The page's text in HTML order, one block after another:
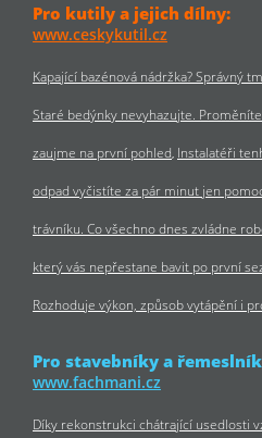
Pro kutily a jejich dílny:
www.ceskykutil.cz
Kapající bazénová nádržka? Správný
Staré bedýnky nevyhazujte.
zaujme na první pohled Instalatéři
odpad vyčistíte za pár minut jen
trávníku. Co všechno dnes zvládne
který vás nepřestane bavit po první
Rozhoduje výkon, způsob vytápění i
Pro stavebníky a
www.fachmani.cz
Díky rekonstrukci chátrající usedlosti